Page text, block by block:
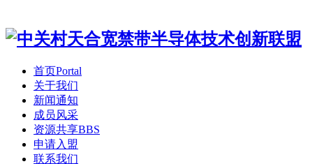
首页Portal
关于我们
新闻通知
成员风采
资源共享BBS
申请入盟
联系我们